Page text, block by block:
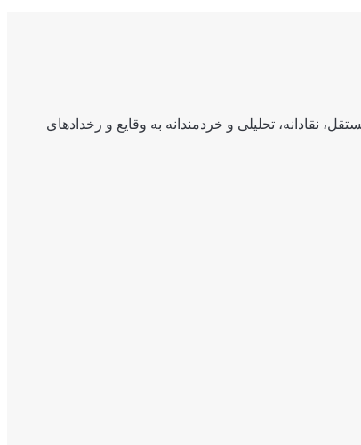
نقادانه، تحلیلی و خردمندانه به وقایع و رخدادهای